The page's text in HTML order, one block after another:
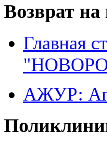
Возврат
Главная
АЖУР: